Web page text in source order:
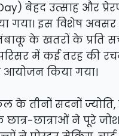
बेहद उत्साह और
गया। इस विशेष अवसर
तंबाकू के खतरों के
में कई तरह की
आयोजन किया गया।
के तीनों सदनों ज्योति,
छात्राओं ने पूरे